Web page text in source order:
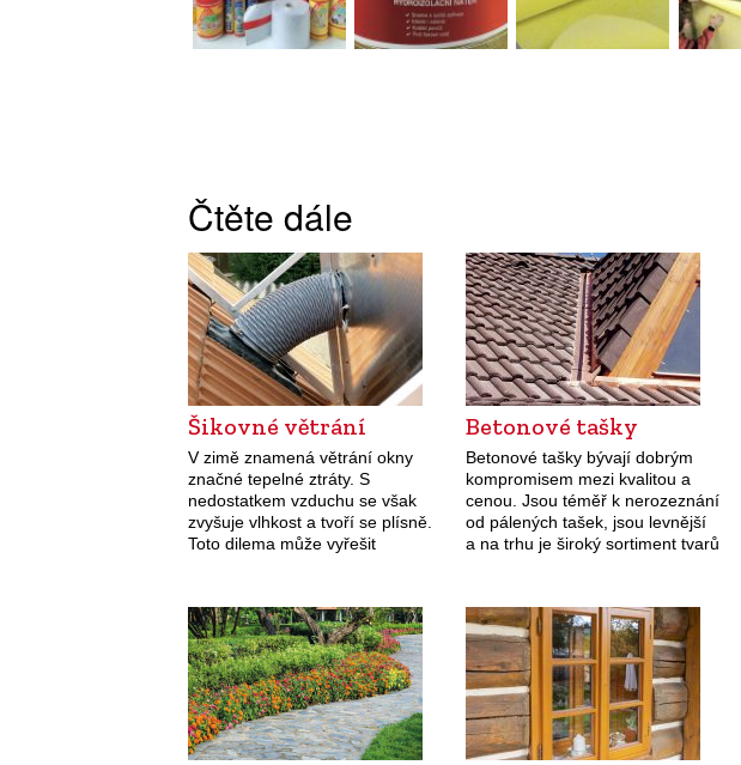
Čtěte dále
Šikovné větrání
V zimě znamená větrání okny
značné tepelné ztráty. S
nedostatkem vzduchu se však
zvyšuje vlhkost a tvoří se plísně.
Toto dilema může vyřešit
jej teplem, které…
Betonové tašky
Betonové tašky bývají dobrým
kompromisem mezi kvalitou a
cenou. Jsou téměř k nerozeznání
od pálených tašek, jsou levnější
a na trhu je široký sortiment tvarů
jejich…